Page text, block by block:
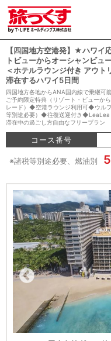
【四国地方空港発】★ハワ
トビューからオーシャンビュ
＜ホテルラウンジ付き アウト
滞在するハワイ5日間
四国地方各地からANA国内線で乗継
ご予約限定特典（リゾート・ビューか
レード）◆空港ラウンジ利用可◆ウル
等別途必要）◆往復送迎付き
滞在中の過ごし方自由なフリープラン
コース番号
※諸税等別途必要、燃油別